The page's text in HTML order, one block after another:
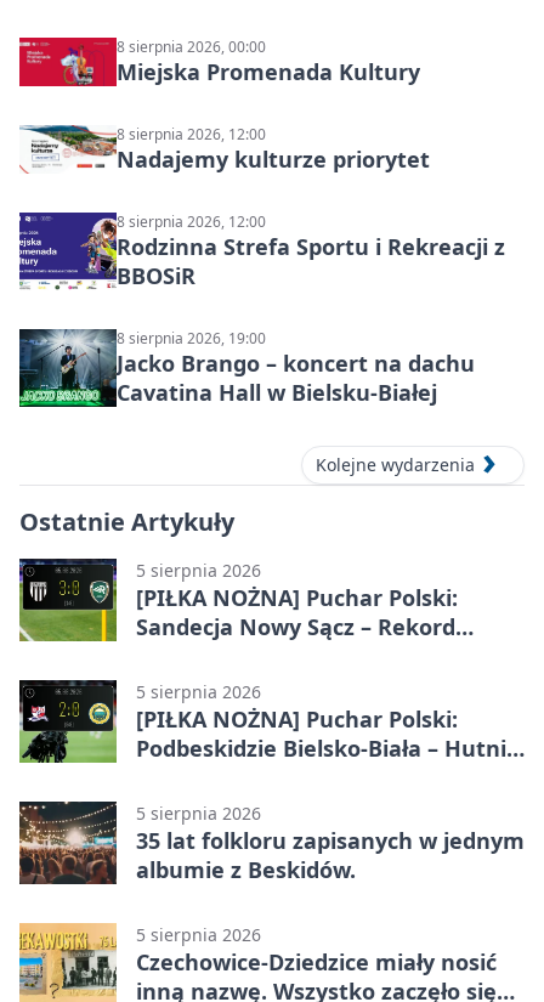
8 sierpnia 2026, 00:00
Miejska Promenada Kultury
8 sierpnia 2026, 12:00
Nadajemy kulturze priorytet
8 sierpnia 2026, 12:00
Rodzinna Strefa Sportu i Rekreacji z
BBOSiR
8 sierpnia 2026, 19:00
Jacko Brango – koncert na dachu
Cavatina Hall w Bielsku-Białej
Kolejne wydarzenia
Ostatnie Artykuły
5 sierpnia 2026
[PIŁKA NOŻNA] Puchar Polski:
Sandecja Nowy Sącz – Rekord
5 sierpnia 2026
[PIŁKA NOŻNA] Puchar Polski:
Podbeskidzie Bielsko-Biała – Hutnik
w Dankowicach
5 sierpnia 2026
35 lat folkloru zapisanych w jednym
albumie z Beskidów.
5 sierpnia 2026
Czechowice-Dziedzice miały nosić
inną nazwę. Wszystko zaczęło się